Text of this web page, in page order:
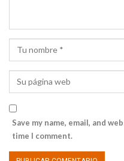
Save my name, email, and
time I comment.